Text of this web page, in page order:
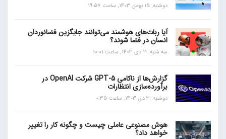
دوشنبه, 15 بهمن 1403, ساعت 19:57
آیا ربات‌های هوشمند می‌توانند جایگزین فضانوردان
انسان در فضا شوند؟
سه شنبه, 11 دی 1403, ساعت 10:01
گزارش‌ها از ناکامی GPT-5 شرکت OpenAI در
برآورده‌سازی انتظارات
دوشنبه, 3 دی 1403, ساعت 0:35
هوش مصنوعی عاملی چیست و چگونه کار را تغییر
خواهد داد؟